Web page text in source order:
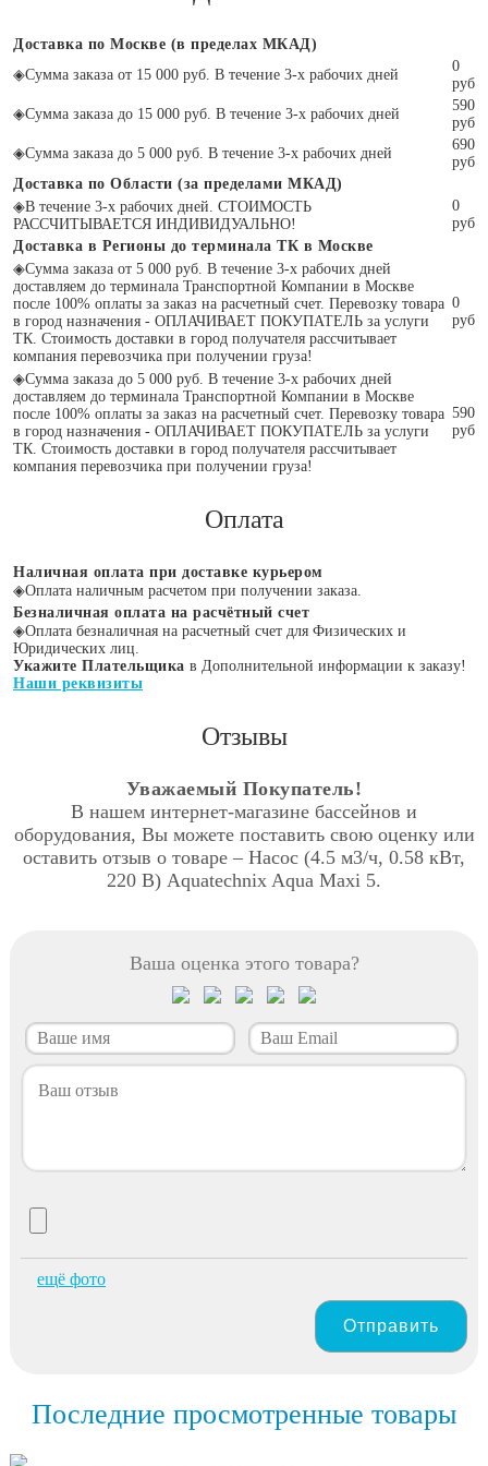
Доставка по Москве (в пределах МКАД)
◈Сумма заказа от 15 000 руб. В течение 3-х рабочих дней
0
руб
◈Сумма заказа до 15 000 руб. В течение 3-х рабочих дней
590
руб
◈Сумма заказа до 5 000 руб. В течение 3-х рабочих дней
690
руб
Доставка по Области (за пределами МКАД)
◈В течение 3-х рабочих дней. СТОИМОСТЬ
РАССЧИТЫВАЕТСЯ ИНДИВИДУАЛЬНО!
0
руб
Доставка в Регионы до терминала ТК в Москве
◈Сумма заказа от 5 000 руб. В течение 3-х рабочих дней
доставляем до терминала Транспортной Компании в Москве
после 100% оплаты за заказ на расчетный счет. Перевозку товара
в город назначения - ОПЛАЧИВАЕТ ПОКУПАТЕЛЬ за услуги
ТК. Стоимость доставки в город получателя рассчитывает
компания перевозчика при получении груза!
0
руб
◈Сумма заказа до 5 000 руб. В течение 3-х рабочих дней
доставляем до терминала Транспортной Компании в Москве
после 100% оплаты за заказ на расчетный счет. Перевозку товара
в город назначения - ОПЛАЧИВАЕТ ПОКУПАТЕЛЬ за услуги
ТК. Стоимость доставки в город получателя рассчитывает
компания перевозчика при получении груза!
590
руб
Оплата
Наличная оплата при доставке курьером
◈Оплата наличным расчетом при получении заказа.
Безналичная оплата на расчётный счет
◈Оплата безналичная на расчетный счет для Физических и
Юридических лиц.
Укажите Плательщика в Дополнительной информации к заказу!
Наши реквизиты
Отзывы
Уважаемый Покупатель!
В нашем интернет-магазине бассейнов и
оборудования, Вы можете поставить свою оценку или
оставить отзыв о товаре – Насос (4.5 м3/ч, 0.58 кВт,
220 В) Aquatechnix Aqua Maxi 5.
Ваша оценка этого товара?
ещё фото
Отправить
Последние просмотренные товары